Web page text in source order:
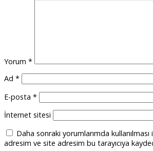
Yorum *
Ad *
E-posta *
İnternet sitesi
Daha sonraki yorumlarımda
adresim ve site adresim bu tarayıcıya